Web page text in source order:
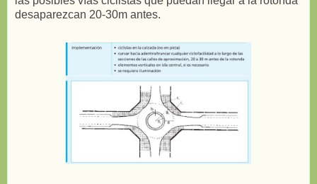
desaparezcan 20-30m antes.